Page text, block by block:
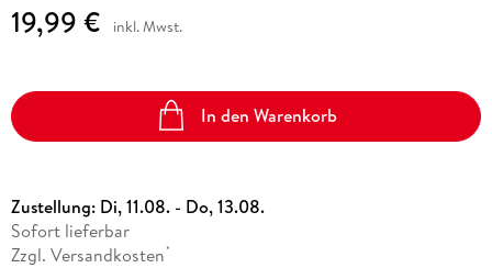
19,99 € inkl. Mwst.
In den Warenkorb
Zustellung: Di, 11.08. - Do, 13.08.
Sofort lieferbar
Zzgl. Versandkosten *